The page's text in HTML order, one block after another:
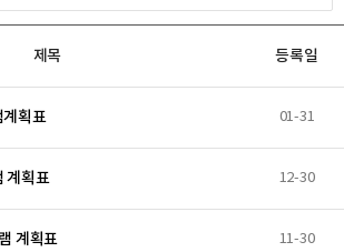
제목 등록일
계획표 01-31
계획표 12-30
계획표 11-30